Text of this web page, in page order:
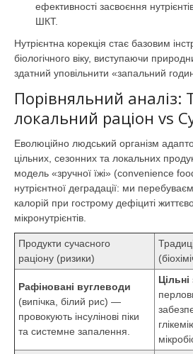
ефективності засвоєння
ШКТ.
Нутрієнтна корекція стає базовим
біологічного віку, виступаючи
здатний уповільнити «запальний
Порівняльний аналіз:
локальний раціон vs
Еволюційно людський організм
цільних, сезонних та локальних
модель «зручної їжі» (convenience
нутрієнтної деградації: ми
калорій при гострому дефіциті
мікронутрієнтів.
Продукти сучасного
раціону (ризики)
Рафіновані вуглеводи
(випічка, білий рис) —
провокують інсулінові піки
та системне запалення.